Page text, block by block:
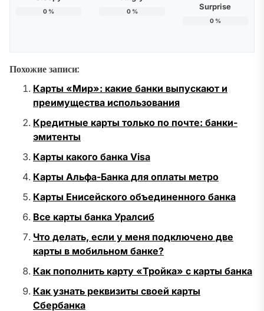
0 % 0% Surprise
0%
Похожие записи:
Карты «Мир»: какие банки выпускают и
преимущества использования
Кредитные карты только по почте: банки-
эмитенты
Карты какого банка Visa
Карты Альфа-Банка для оплаты метро
Карты Енисейского объединенного банка
Все карты банка Уралсиб
Что делать, если у меня подключено две
карты в мобильном банке?
Как пополнить карту «Тройка» с карты банка
Как узнать реквизиты своей карты
Сбербанка